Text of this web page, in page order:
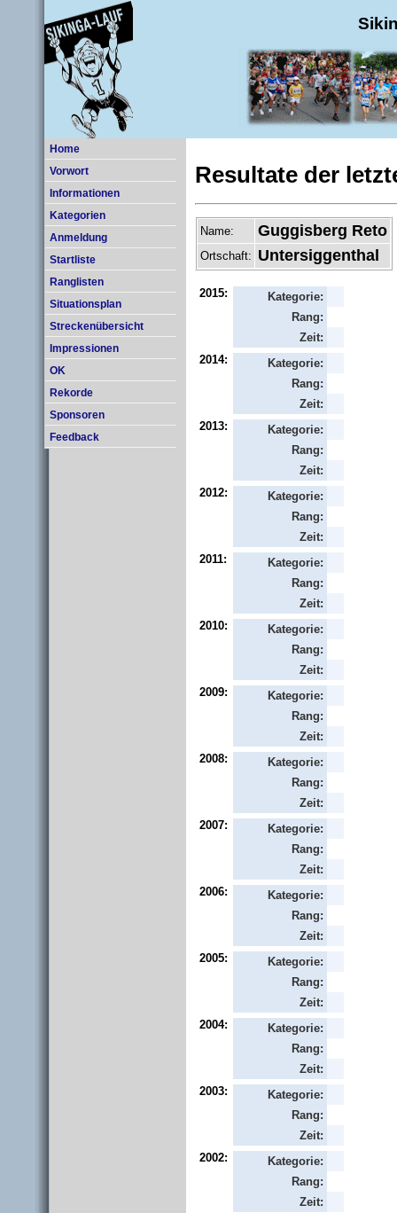
Home
Vorwort
Informationen
Kategorien
Anmeldung
Startliste
Ranglisten
Situationsplan
Streckenübersicht
Impressionen
OK
Rekorde
Sponsoren
Feedback
Resultate der
Name: Guggisberg Reto
Ortschaft: Untersiggenthal
2015:
Kategorie:
Rang:
Zeit:
2014:
Kategorie:
Rang:
Zeit:
2013:
Kategorie:
Rang:
Zeit:
2012:
Kategorie:
Rang:
Zeit:
2011:
Kategorie:
Rang:
Zeit:
2010:
Kategorie:
Rang:
Zeit:
2009:
Kategorie:
Rang:
Zeit:
2008:
Kategorie:
Rang:
Zeit:
2007:
Kategorie:
Rang:
Zeit:
2006:
Kategorie:
Rang:
Zeit:
2005:
Kategorie:
Rang:
Zeit:
2004:
Kategorie:
Rang:
Zeit:
2003:
Kategorie:
Rang:
Zeit:
2002:
Kategorie:
Rang:
Zeit: